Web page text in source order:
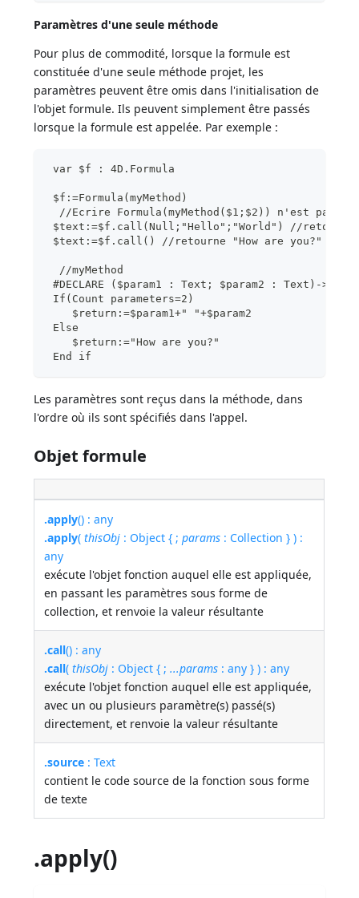
Paramètres d'une seule méthode
Pour plus de commodité, lorsque la formule est
constituée d'une seule méthode projet, les
paramètres peuvent être omis dans l'initialisation de
l'objet formule. Ils peuvent simplement être passés
lorsque la formule est appelée. Par exemple :
var $f : 4D.Formula
$f:=Formula(myMethod)
//Ecrire Formula(myMethod($1;$2)) n'est pas
$text:=$f.call(Null;"Hello";"World") //retourne
$text:=$f.call() //retourne "How are you?"
  //myMethod
#DECLARE ($param1 : Text; $param2 : Text)-
If(Count parameters=2)
    $return:=$param1+" "+$param2
Else
    $return:="How are you?"
End if
Les paramètres sont reçus dans la méthode, dans
l'ordre où ils sont spécifiés dans l'appel.
Objet formule
.apply() : any
.apply(thisObj : Object { ;params : Collection } ) :
any
exécute l'objet fonction auquel elle est appliquée,
en passant les paramètres sous forme de
collection, et renvoie la valeur résultante
.call() : any
.call(thisObj : Object { ;...params : any } ) : any
exécute l'objet fonction auquel elle est appliquée,
avec un ou plusieurs paramètre(s) passé(s)
directement, et renvoie la valeur résultante
.source : Text
contient le code source de la fonction sous forme
de texte
.apply()